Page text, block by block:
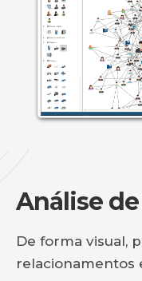
Análise
De forma visual,
relacionamentos